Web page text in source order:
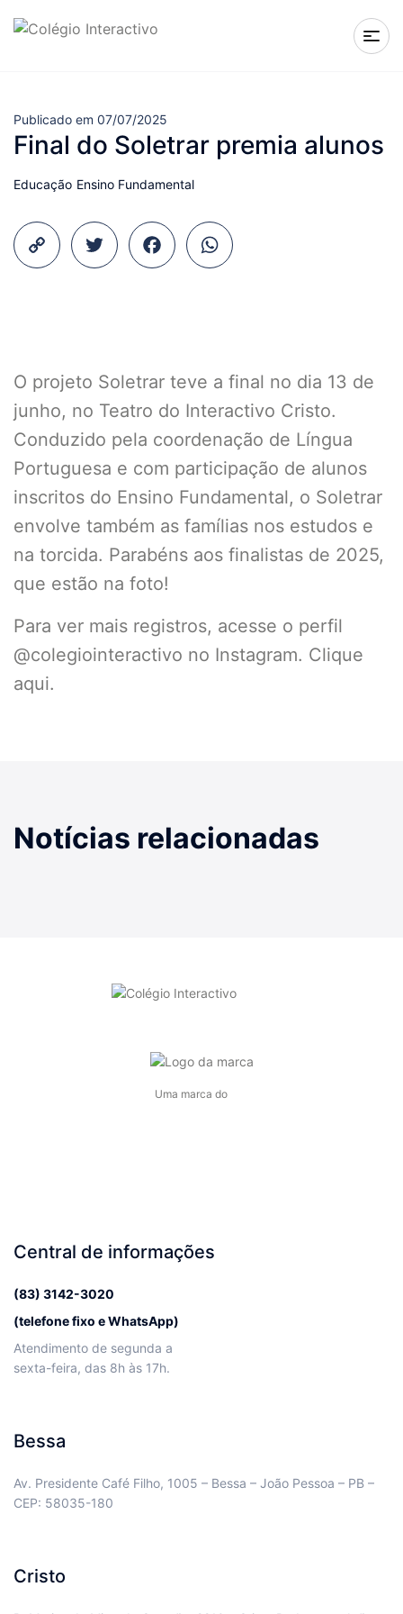
Publicado em 07/07/2025
Final do Soletrar premia alunos
Educação Ensino Fundamental
Copy Twitter FacebookWhatsApp
O projeto Soletrar teve a final no dia 13 de
junho, no Teatro do Interactivo Cristo.
Conduzido pela coordenação de Língua
Portuguesa e com participação de alunos
inscritos do Ensino Fundamental, o Soletrar
envolve também as famílias nos estudos e
na torcida. Parabéns aos finalistas de 2025,
que estão na foto!
Para ver mais registros, acesse o perfil
@colegiointeractivo no Instagram. Clique
aqui.
Notícias relacionadas
Uma marca do
Central de informações
(83) 3142-3020
(telefone fixo e WhatsApp)
Atendimento de segunda a
sexta-feira, das 8h às 17h.
Bessa
Av. Presidente Café Filho, 1005 – Bessa – João Pessoa – PB –
CEP: 58035-180
Cristo